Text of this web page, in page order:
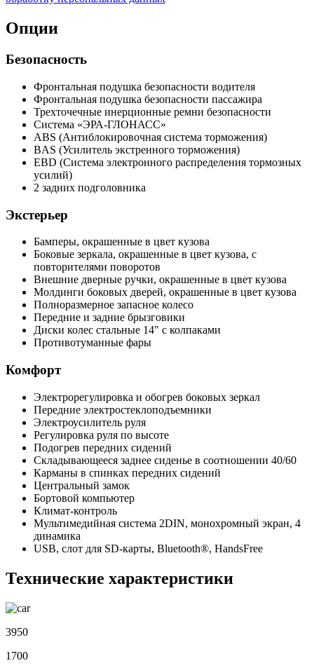
Опции
Безопасность
Фронтальная подушка безопасности водителя
Фронтальная подушка безопасности пассажира
Трехточечные инерционные ремни безопасности
Система «ЭРА-ГЛОНАСС»
ABS (Антиблокировочная система торможения)
BAS (Усилитель экстренного торможения)
EBD (Система электронного распределения тормозных
усилий)
2 задних подголовника
Экстерьер
Бамперы, окрашенные в цвет кузова
Боковые зеркала, окрашенные в цвет кузова, с
повторителями поворотов
Внешние дверные ручки, окрашенные в цвет кузова
Молдинги боковых дверей, окрашенные в цвет кузова
Полноразмерное запасное колесо
Передние и задние брызговики
Диски колес стальные 14" с колпаками
Противотуманные фары
Комфорт
Электрорегулировка и обогрев боковых зеркал
Передние электростеклоподъемники
Электроусилитель руля
Регулировка руля по высоте
Подогрев передних сидений
Складывающееся заднее сиденье в соотношении 40/60
Карманы в спинках передних сидений
Центральный замок
Бортовой компьютер
Климат-контроль
Мультимедийная система 2DIN, монохромный экран, 4
динамика
USB, слот для SD-карты, Bluetooth®, HandsFree
Технические характеристики
3950
1700